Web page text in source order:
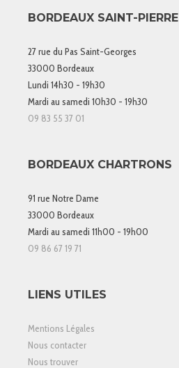
BORDEAUX SAINT-PIERRE
27 rue du Pas Saint-Georges
33000 Bordeaux
Lundi 14h30 - 19h30
Mardi au samedi 10h30 - 19h30
09 83 55 37 01
BORDEAUX CHARTRONS
91 rue Notre Dame
33000 Bordeaux
Mardi au samedi 11h00 - 19h00
09 86 67 19 71
LIENS UTILES
Mentions Légales
Nous contacter
Nous trouver